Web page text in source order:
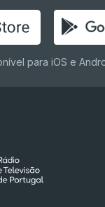
para iOS e